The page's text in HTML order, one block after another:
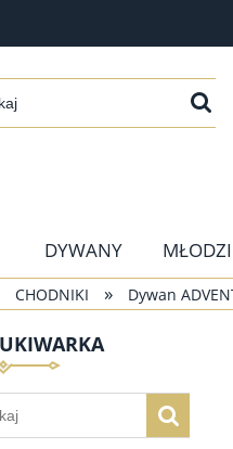
DYWANY
CHODNIKI » Dywan